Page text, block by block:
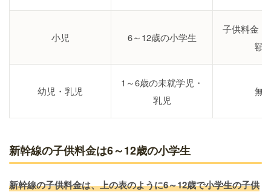
小児 6～12歳の小学生
子供料金（
額
幼児・乳児
1～6歳の未就学児・
乳児
無
新幹線の子供料金は6～12歳の小学生
新幹線の子供料金は、上の表のように6～12歳で小学生の子供